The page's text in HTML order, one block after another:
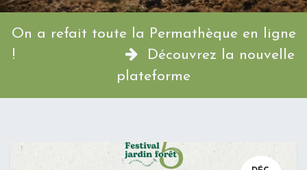
On a refait toute la Permathèque en ligne
!
Découvrez la nouvelle
plateforme